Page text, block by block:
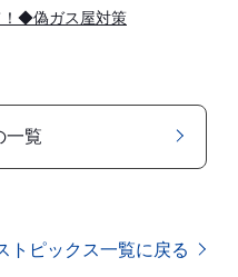
！◆偽ガス屋対策
一覧
トピックス一覧に戻る